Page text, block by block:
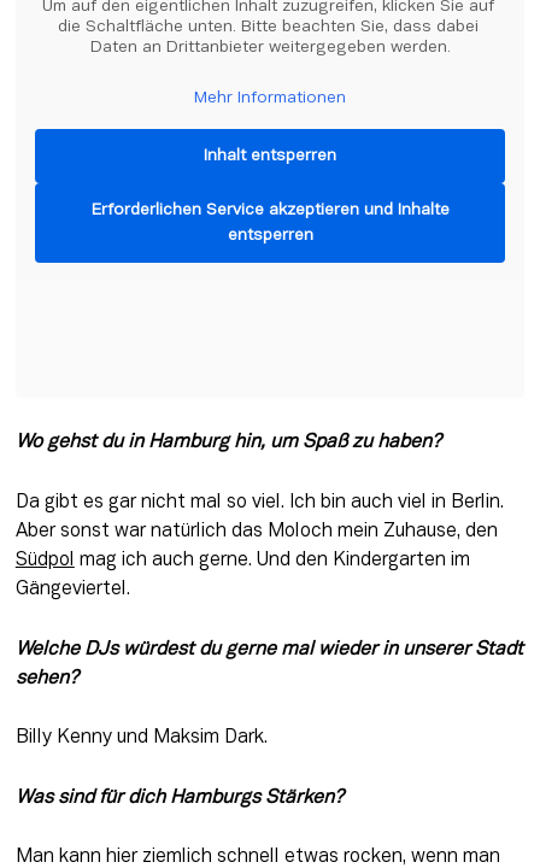
Um auf den eigentlichen Inhalt zuzugreifen, klicken Sie auf
die Schaltfläche unten. Bitte beachten Sie, dass dabei
Daten an Drittanbieter weitergegeben werden.
Mehr Informationen
Inhalt entsperren
Erforderlichen Service akzeptieren und Inhalte
entsperren
Wo gehst du in Hamburg hin, um Spaß zu haben?
Da gibt es gar nicht mal so viel. Ich bin auch viel in Berlin.
Südpol
mag ich auch gerne. Und den Kindergarten im
Gängeviertel.
Welche DJs würdest du gerne mal wieder in unserer Stadt
sehen?
Billy Kenny und Maksim Dark.
Was sind für dich Hamburgs Stärken?
Man kann hier ziemlich schnell etwas rocken, wenn man